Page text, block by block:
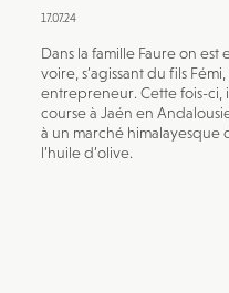
17.07.24
Dans la famille Faure on
voire, s’agissant du fils
entrepreneur. Cette fois-ci,
course à Jaén en
à un marché himalayesque
l’huile d’olive.